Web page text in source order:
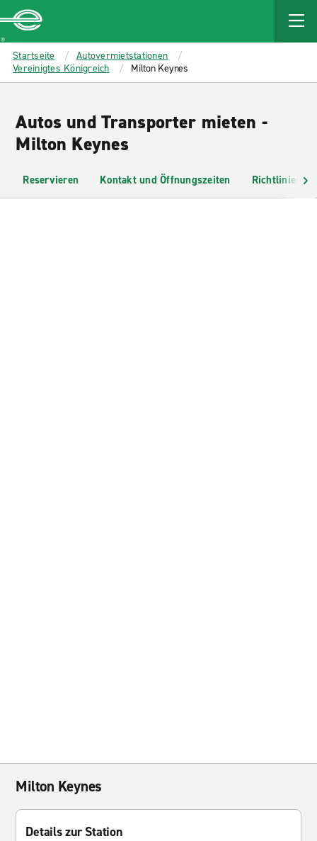
MAIN
CONTENT
Enterprise
Startseite
Autovermietstationen
Vereinigtes Königreich
Milton Keynes
Autos und Transporter mieten -
Milton Keynes
Reservieren Kontakt und Öffnungszeiten Richtlinien
Milton Keynes
Details zur Station